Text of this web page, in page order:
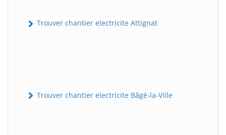
Trouver chantier electricite Attignat
Trouver chantier electricite Bâgé-la-Ville